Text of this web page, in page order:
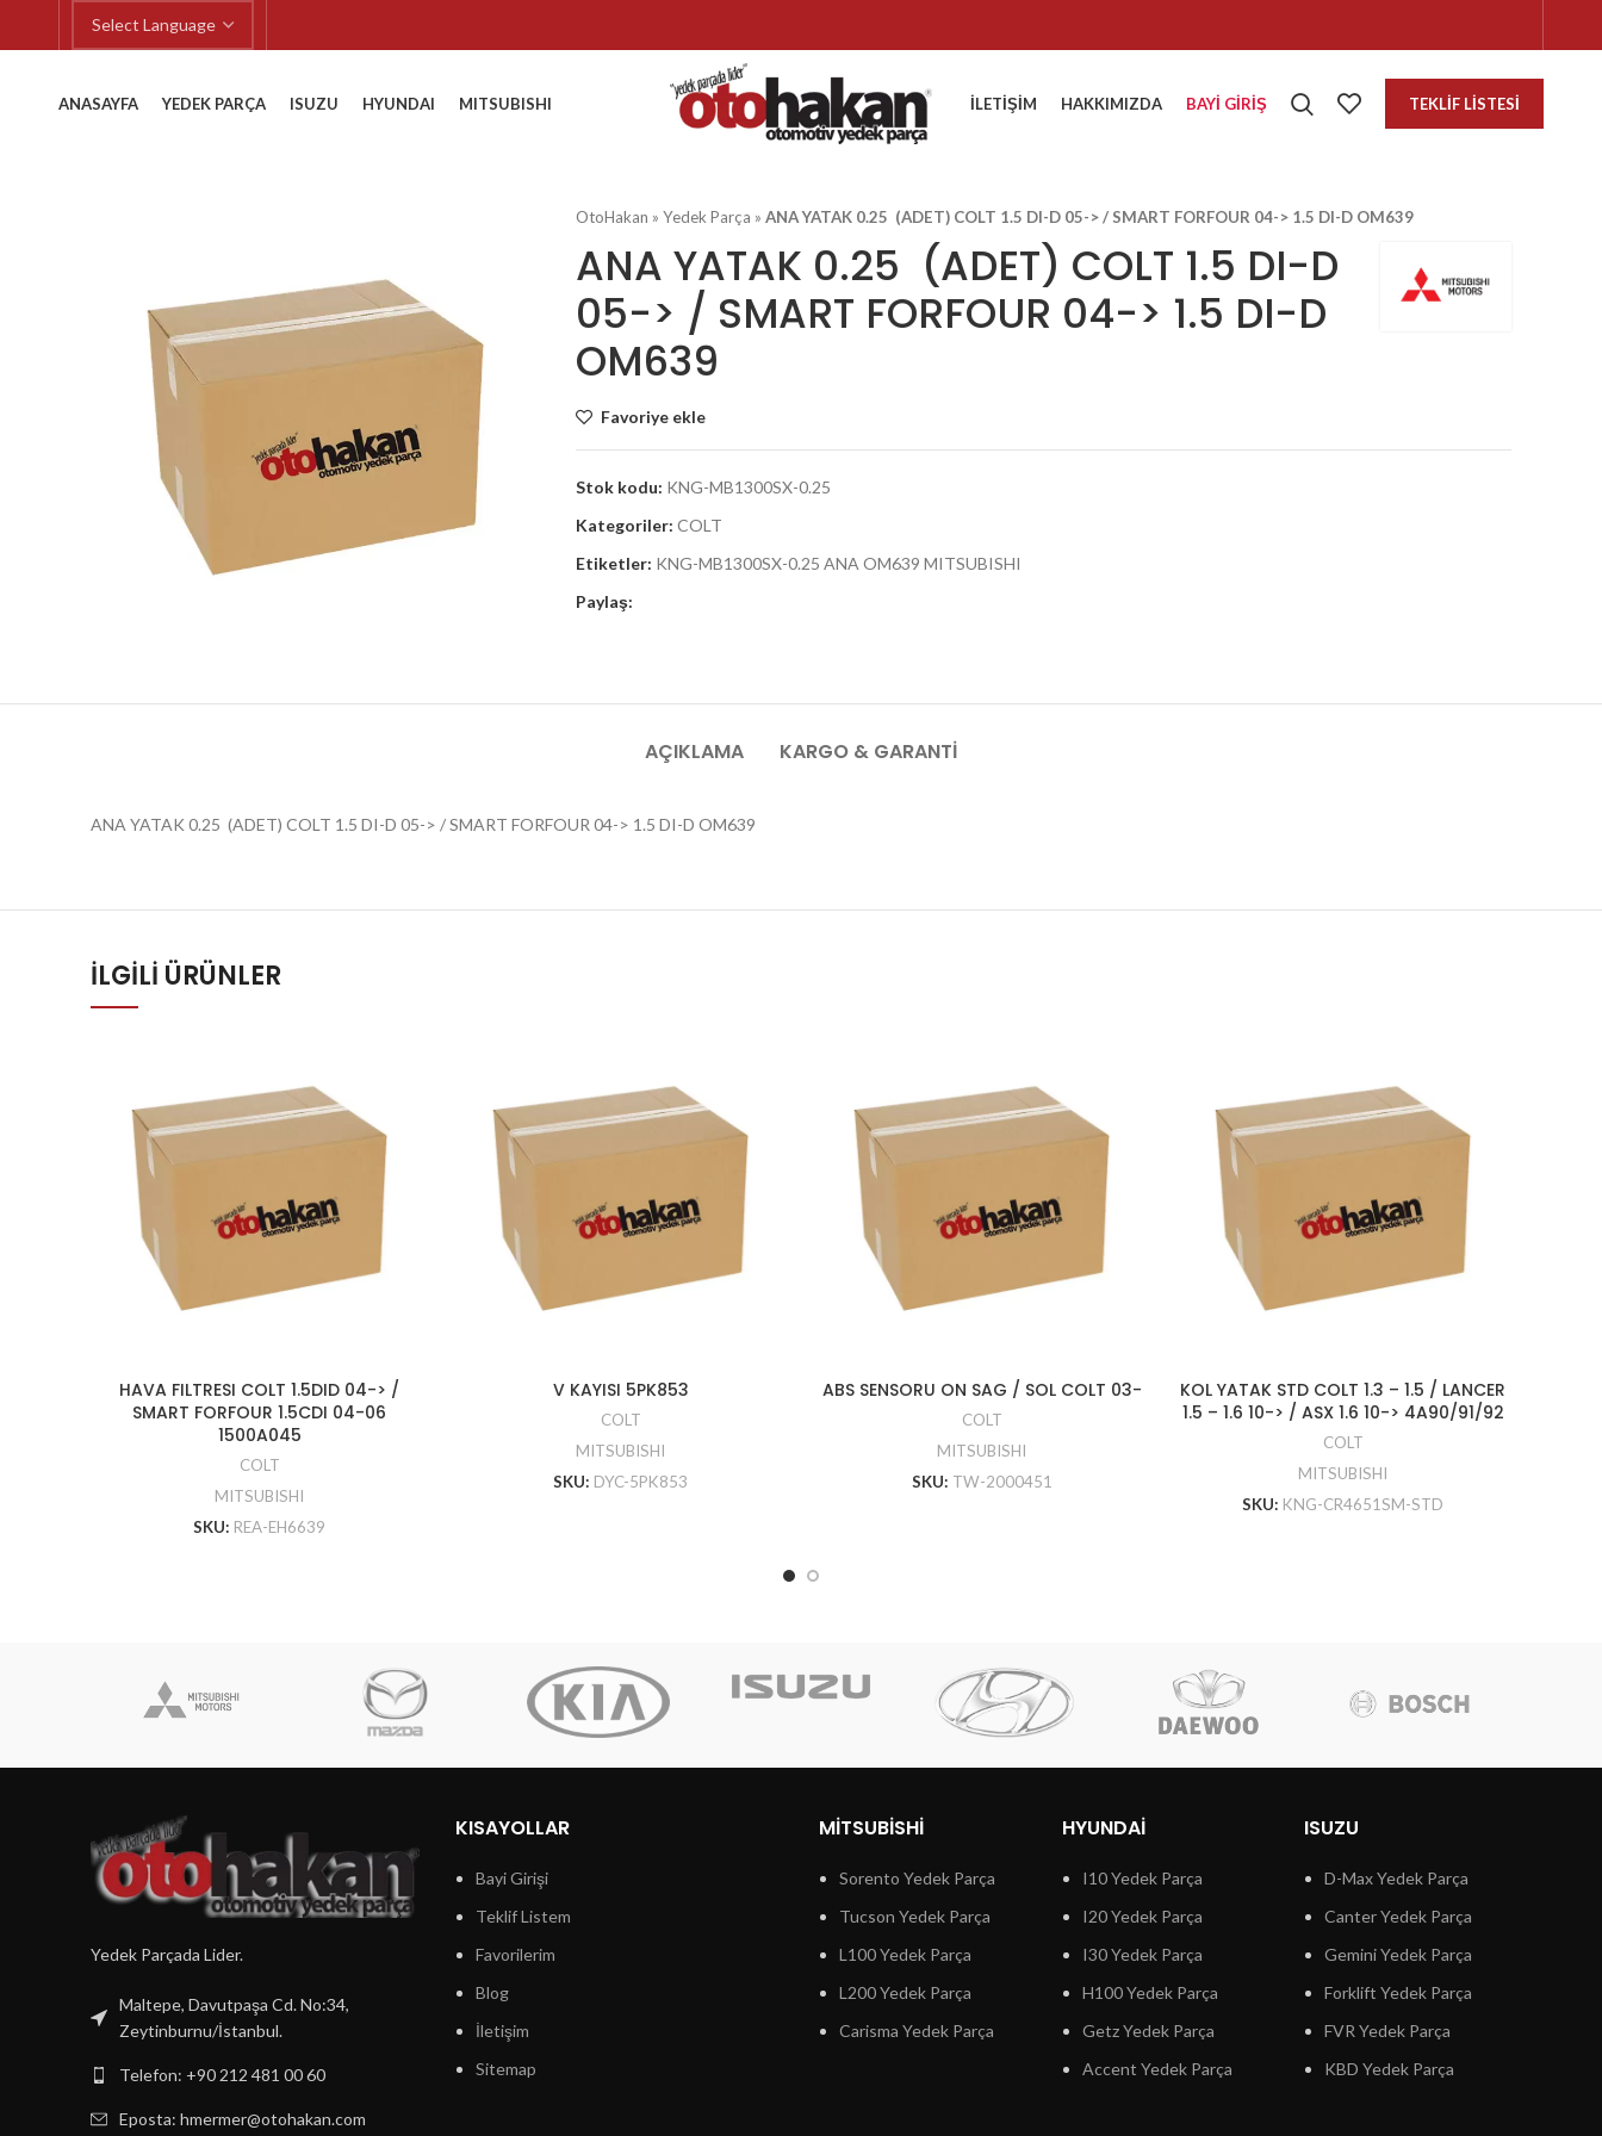
ANASAYFA YEDEK PARÇA ISUZU HYUNDAI MITSUBISHI İLETIŞIM HAKKIMIZDA BAYI GIRIŞ TEKLIF LISTESI
OtoHakan »Yedek Parça »ANA YATAK 0.25 (ADET) COLT 1.5 DI-D 05-> / SMART FORFOUR 04-> 1.5 DI-D OM639
ANA YATAK 0.25 (ADET) COLT 1.5 DI-D
05-> / SMART FORFOUR 04-> 1.5 DI-D
OM639
Favoriye ekle
Stok kodu: KNG-MB1300SX-0.25
Kategoriler: COLT
Etiketler: KNG-MB1300SX-0.25 ANA OM639 MITSUBISHI
Paylaş:
AÇIKLAMA KARGO & GARANTI
ANA YATAK 0.25 (ADET) COLT 1.5 DI-D 05-> / SMART FORFOUR 04-> 1.5 DI-D OM639
İLGILI ÜRÜNLER
HAVA FILTRESI COLT 1.5DID 04-> /
SMART FORFOUR 1.5CDI 04-06
1500A045
COLT
MITSUBISHI
SKU: REA-EH6639
V KAYISI 5PK853
COLT
MITSUBISHI
SKU: DYC-5PK853
ABS SENSORU ON SAG / SOL COLT 03-
COLT
MITSUBISHI
SKU: TW-2000451
KOL YATAK STD COLT 1.3 – 1.5 / LANCER
1.5 – 1.6 10-> / ASX 1.6 10-> 4A90/91/92
COLT
MITSUBISHI
SKU: KNG-CR4651SM-STD
Yedek Parçada Lider.
Maltepe, Davutpaşa Cd. No:34,
Zeytinburnu/İstanbul.
Telefon: +90 212 481 00 60
Eposta: hmermer@otohakan.com
KISAYOLLAR
Bayi Girişi
Teklif Listem
Favorilerim
Blog
İletişim
Sitemap
MITSUBISHI
Sorento Yedek Parça
Tucson Yedek Parça
L100 Yedek Parça
L200 Yedek Parça
Carisma Yedek Parça
HYUNDAI
I10 Yedek Parça
I20 Yedek Parça
I30 Yedek Parça
H100 Yedek Parça
Getz Yedek Parça
Accent Yedek Parça
ISUZU
D-Max Yedek Parça
Canter Yedek Parça
Gemini Yedek Parça
Forklift Yedek Parça
FVR Yedek Parça
KBD Yedek Parça